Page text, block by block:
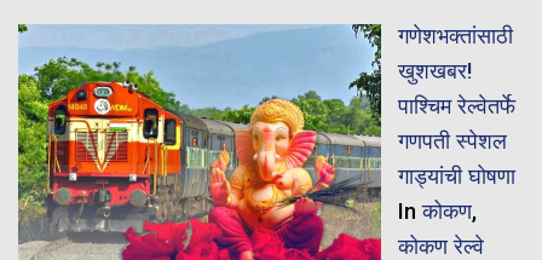
गणेशभक्तांसाठी
खुशखबर!
पाश्चिम रेल्वेतर्फे
गणपती स्पेशल
गाड्यांची घोषणा
Inकोकण,
कोकण रेल्वे